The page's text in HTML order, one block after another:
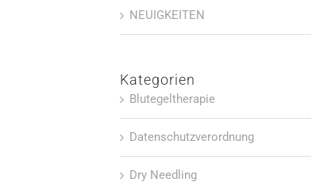
NEUIGKEITEN
Kategorien
Blutegeltherapie
Datenschutzverordnung
Dry Needling